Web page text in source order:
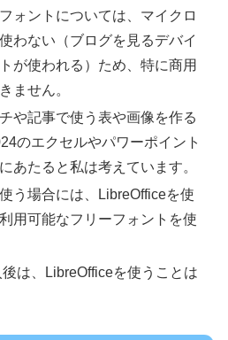
ォントについては、マイクロ
わない（ブログを見るデバイ
が使われる）ため、特に商用
ません。
や記事で使う表や画像を作る
のエクセルやパワーポイント
あたると私は考えています。
う場合には、LibreOfficeを使
用可能なフリーフォントを使
は、LibreOfficeを使うことは